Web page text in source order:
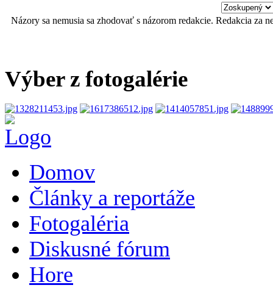
Názory sa nemusia sa zhodovať s názorom redakcie. Redakcia za
Výber z fotogalérie
Domov
Články a reportáže
Fotogaléria
Diskusné fórum
Hore